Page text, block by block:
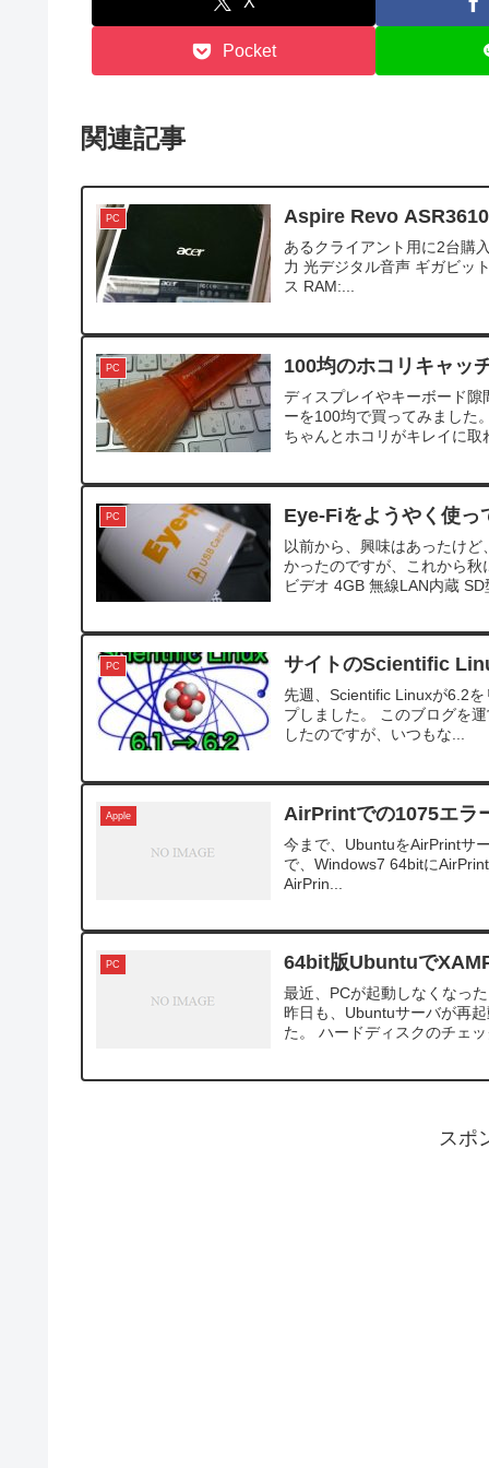
Pocket
関連記事
PC Aspire Revo
あるクライアント用に2台購
力 光デジタル音声 ギガビッ
ス RAM:...
PC 100均のホコリキャッ
ディスプレイやキーボード
ーを100均で買ってみました
ちゃんとホコリがキレイに取
PC Eye-Fiをようやく使っ
以前から、興味はあったけ
かったのですが、これから
ビデオ 4GB 無線LAN内蔵
PC サイトのScientific
先週、Scientific Linuxが6.2
プしました。 このブログを
したのですが、いつもな...
Apple AirPrintでの1075エラ
今まで、UbuntuをAirPrintサ
で、Windows7 64bitに
AirPrin...
PC 64bit版Ubuntuで
最近、PCが起動しなくなっ
昨日も、Ubuntuサーバが再
た。 ハードディスクのチェ
スポ